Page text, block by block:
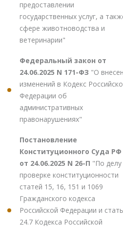
предоставлении
государственных услуг, а
сфере животноводства и
ветеринарии"
Федеральный закон от
24.06.2025 N 171-ФЗ "О
изменений в Кодекс
Федерации об
административных
правонарушениях"
Постановление
Конституционного Суда РФ
от 24.06.2025 N 26-П "По делу
проверке конституционности
статей 15, 16, 151 и 1069
Гражданского кодекса
Российской Федерации и
24.7 Кодекса Российской